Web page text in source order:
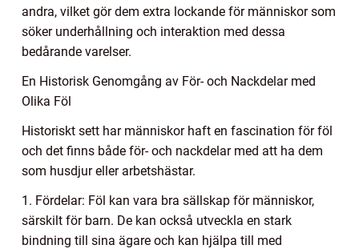
andra, vilket gör dem extra lockande för människor som
söker underhållning och interaktion med dessa
bedårande varelser.
En Historisk Genomgång av För- och Nackdelar med
Olika Föl
Historiskt sett har människor haft en fascination för föl
och det finns både för- och nackdelar med att ha dem
som husdjur eller arbetshästar.
1. Fördelar: Föl kan vara bra sällskap för människor,
särskilt för barn. De kan också utveckla en stark
bindning till sina ägare och kan hjälpa till med